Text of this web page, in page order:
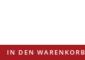
IN DEN WARENKORB